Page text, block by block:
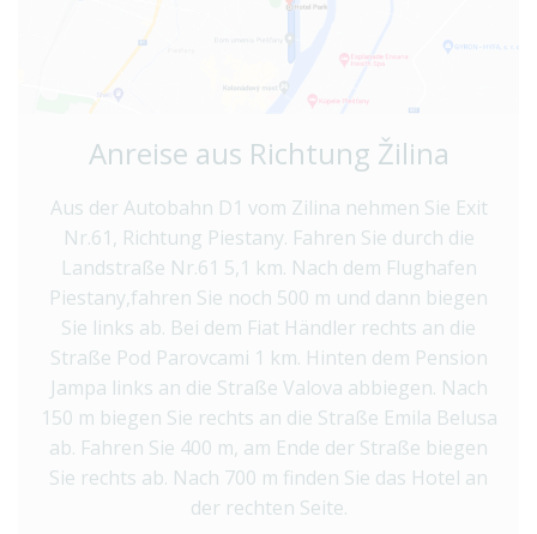
Anreise aus Richtung Žilina
Aus der Autobahn D1 vom Zilina nehmen Sie Exit
Nr.61, Richtung Piestany. Fahren Sie durch die
Landstraße Nr.61 5,1 km. Nach dem Flughafen
Piestany,fahren Sie noch 500 m und dann biegen
Sie links ab. Bei dem Fiat Händler rechts an die
Straße Pod Parovcami 1 km. Hinten dem Pension
Jampa links an die Straße Valova abbiegen. Nach
150 m biegen Sie rechts an die Straße Emila Belusa
ab. Fahren Sie 400 m, am Ende der Straße biegen
Sie rechts ab. Nach 700 m finden Sie das Hotel an
der rechten Seite.